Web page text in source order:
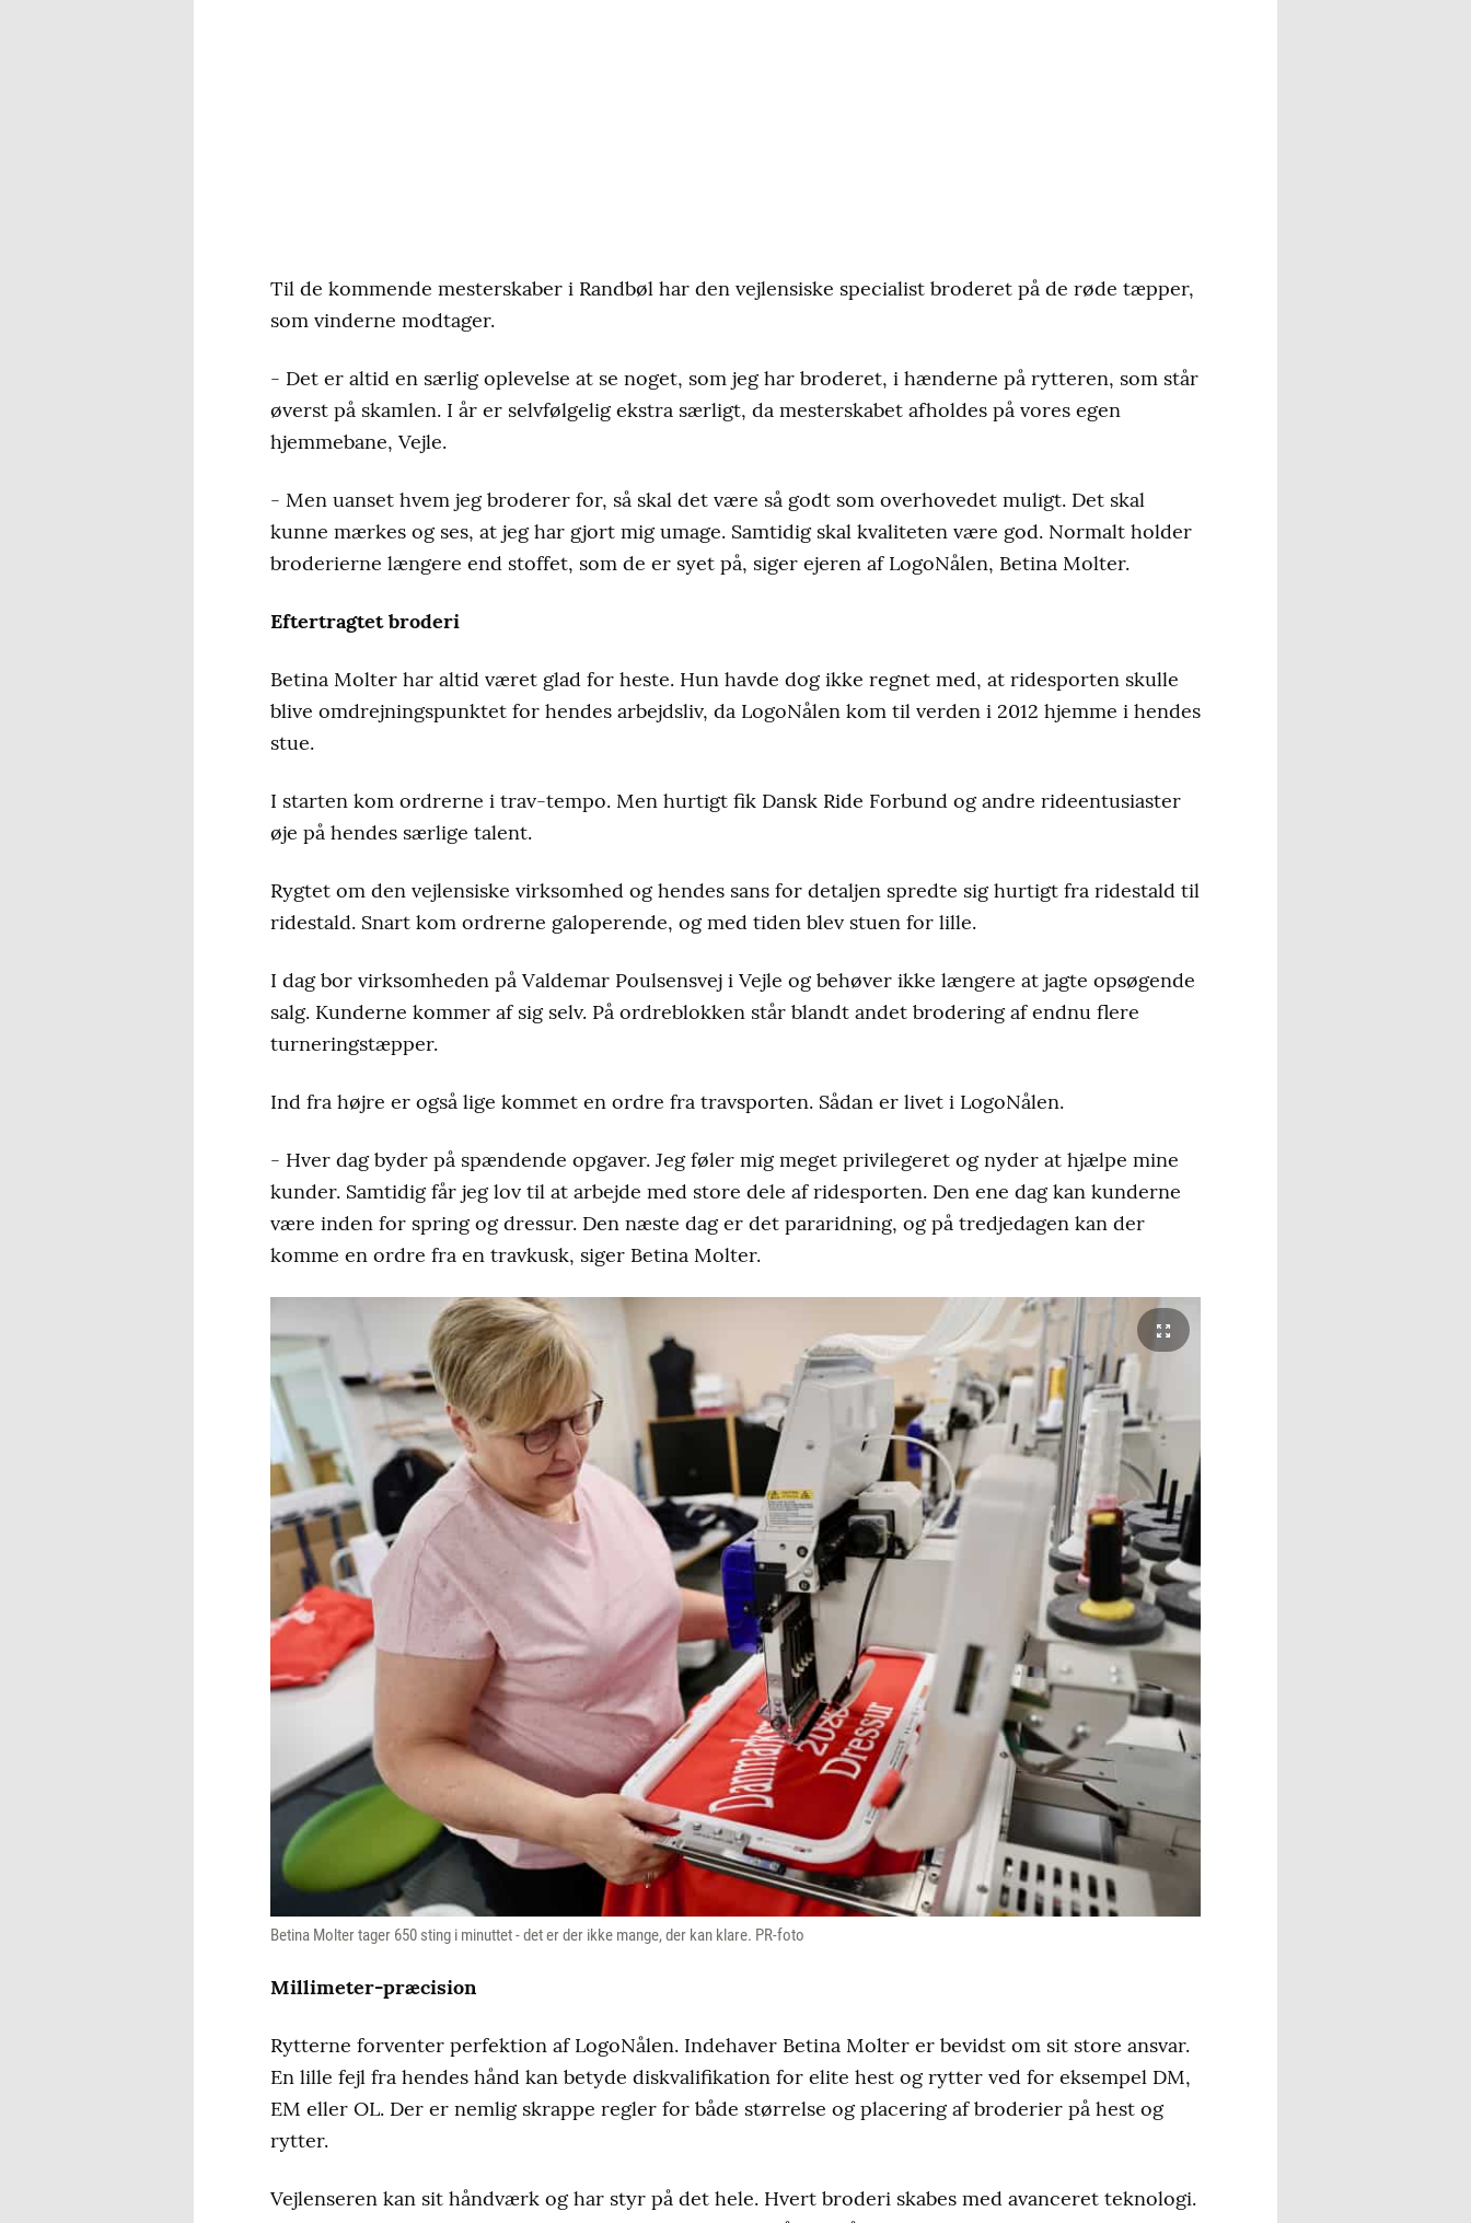
Til de kommende mesterskaber i Randbøl har den vejlensiske specialist broderet på de røde tæpper,
som vinderne modtager.
- Det er altid en særlig oplevelse at se noget, som jeg har broderet, i hænderne på rytteren, som står
øverst på skamlen. I år er selvfølgelig ekstra særligt, da mesterskabet afholdes på vores egen
hjemmebane, Vejle.
- Men uanset hvem jeg broderer for, så skal det være så godt som overhovedet muligt. Det skal
kunne mærkes og ses, at jeg har gjort mig umage. Samtidig skal kvaliteten være god. Normalt holder
broderierne længere end stoffet, som de er syet på, siger ejeren af LogoNålen, Betina Molter.
Eftertragtet broderi
Betina Molter har altid været glad for heste. Hun havde dog ikke regnet med, at ridesporten skulle
blive omdrejningspunktet for hendes arbejdsliv, da LogoNålen kom til verden i 2012 hjemme i hendes
stue.
I starten kom ordrerne i trav-tempo. Men hurtigt fik Dansk Ride Forbund og andre rideentusiaster
øje på hendes særlige talent.
Rygtet om den vejlensiske virksomhed og hendes sans for detaljen spredte sig hurtigt fra ridestald til
ridestald. Snart kom ordrerne galoperende, og med tiden blev stuen for lille.
I dag bor virksomheden på Valdemar Poulsensvej i Vejle og behøver ikke længere at jagte opsøgende
salg. Kunderne kommer af sig selv. På ordreblokken står blandt andet brodering af endnu flere
turneringstæpper.
Ind fra højre er også lige kommet en ordre fra travsporten. Sådan er livet i LogoNålen.
- Hver dag byder på spændende opgaver. Jeg føler mig meget privilegeret og nyder at hjælpe mine
kunder. Samtidig får jeg lov til at arbejde med store dele af ridesporten. Den ene dag kan kunderne
være inden for spring og dressur. Den næste dag er det pararidning, og på tredjedagen kan der
komme en ordre fra en travkusk, siger Betina Molter.
Betina Molter tager 650 sting i minuttet - det er der ikke mange, der kan klare. PR-foto
Millimeter-præcision
Rytterne forventer perfektion af LogoNålen. Indehaver Betina Molter er bevidst om sit store ansvar.
En lille fejl fra hendes hånd kan betyde diskvalifikation for elite hest og rytter ved for eksempel DM,
EM eller OL. Der er nemlig skrappe regler for både størrelse og placering af broderier på hest og
rytter.
Vejlenseren kan sit håndværk og har styr på det hele. Hvert broderi skabes med avanceret teknologi.